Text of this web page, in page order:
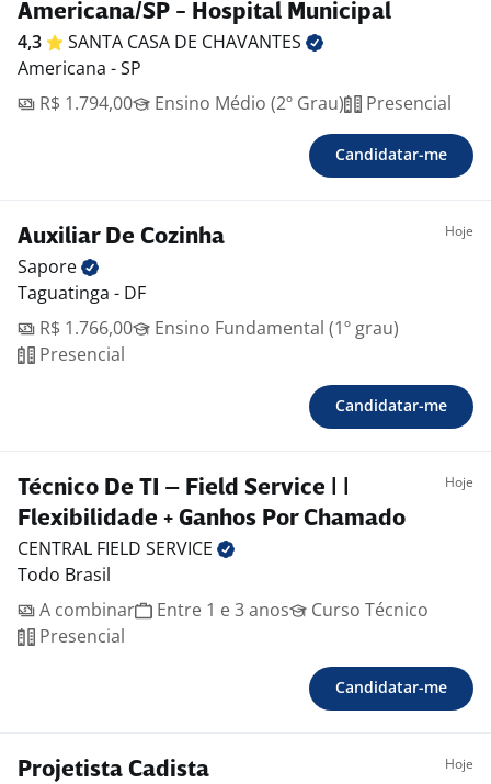
Americana/SP - Hospital Municipal
4,3 SANTA CASA DE CHAVANTES
Americana - SP
R$ 1.794,00
Ensino Médio (2º Grau) Presencial
Candidatar-me
Auxiliar De Cozinha Hoje
Sapore
Taguatinga - DF
R$ 1.766,00
Ensino Fundamental (1º grau)
Presencial
Candidatar-me
Técnico De TI – Field Service | |
Flexibilidade + Ganhos Por Chamado
Hoje
CENTRAL FIELD SERVICE
Todo Brasil
A combinar
Entre 1 e 3 anos
Curso Técnico
Presencial
Candidatar-me
Projetista Cadista Hoje